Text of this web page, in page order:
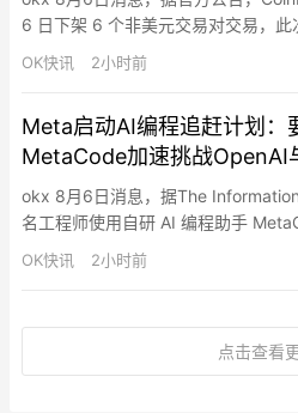
6 日下架 6 个非美元交易对交易，此
LSETH-ETH、MINA-EUR、GRT-
USDT、CRO-USDT。此次下架仅影
OK快讯 2小时前
Meta启动AI编程追赶计划：
MetaCode加速挑战
okx 8月6日消息，据The
名工程师使用自研 AI 编程助手
代码生成能力，加速追赶 OpenAI
竞争。据悉，Meta 应用 AI 工程部
OK快讯 2小时前
点击查看